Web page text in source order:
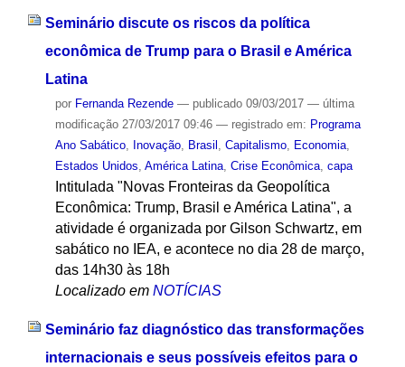
Seminário discute os riscos da política
econômica de Trump para o Brasil e América
Latina
por Fernanda Rezende — publicado09/03/2017 — última
modificação27/03/2017 09:46 — registrado em: Programa
Ano Sabático, Inovação, Brasil , Capitalismo, Economia,
Estados Unidos, América Latina, Crise Econômica, capa
Intitulada "Novas Fronteiras da Geopolítica
Econômica: Trump, Brasil e América Latina", a
atividade é organizada por Gilson Schwartz, em
sabático no IEA, e acontece no dia 28 de março,
das 14h30 às 18h
Localizado em NOTÍCIAS
Seminário faz diagnóstico das transformações
internacionais e seus possíveis efeitos para o